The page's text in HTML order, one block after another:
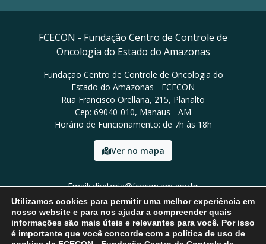
FCECON - Fundação Centro de Controle de
Oncologia do Estado do Amazonas
Fundação Centro de Controle de Oncologia do
Estado do Amazonas - FCECON
Rua Francisco Orellana, 215, Planalto
Cep: 69040-010, Manaus - AM
Horário de Funcionamento: de 7h às 18h
Ver no mapa
Email: diretoria@fcecon.am.gov.br
Tel: (92) 3024-0420 / 3024-0421
Utilizamos cookies para permitir uma melhor experiência em
nosso website e para nos ajudar a compreender quais
informações são mais úteis e relevantes para você. Por isso
é importante que você concorde com a política de uso de